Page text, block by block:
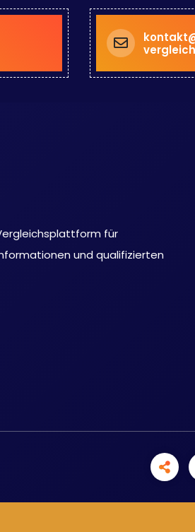
für
und qualifizierten